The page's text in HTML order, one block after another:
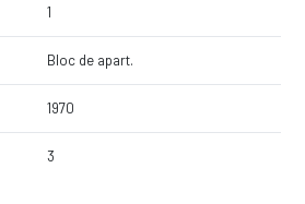
1
Bloc de apart.
1970
3